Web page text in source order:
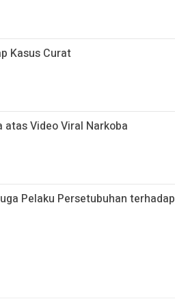
Kasus Curat
atas Video Viral Narkoba
Pelaku Persetubuhan terhadap